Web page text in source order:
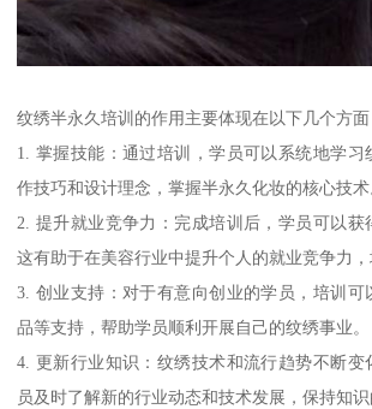
纹绣半永久培训的作用主要体现在以下几个方面
1. 掌握技能：通过培训，学员可以系统地学习
作技巧和设计理念，掌握半永久化妆的核心技术
2. 提升就业竞争力：完成培训后，学员可以获
这有助于在美容行业中提升个人的就业竞争力，
3. 创业支持：对于有意向创业的学员，培训可
品等支持，帮助学员顺利开展自己的纹绣事业。
4. 更新行业知识：纹绣技术和流行趋势不断变
员及时了解新的行业动态和技术发展，保持知识